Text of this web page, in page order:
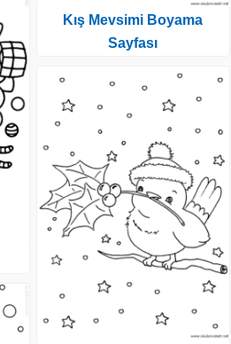
Kış Mevsimi Boyama
Sayfası